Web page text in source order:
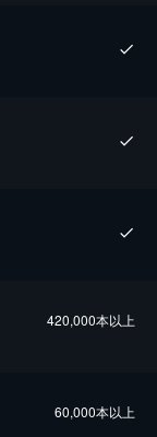
420,000本以上
60,000本以上